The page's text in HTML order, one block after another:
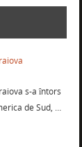
s-a întors
de Sud, …